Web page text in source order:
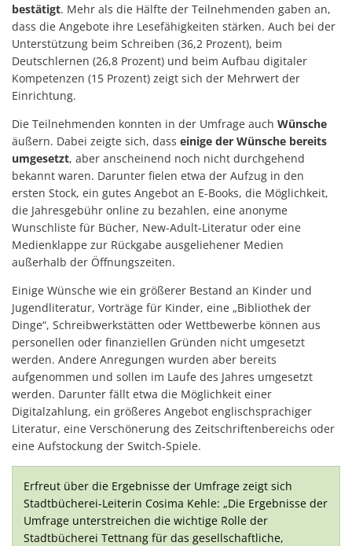
bestätigt. Mehr als die Hälfte der Teilnehmenden gaben an,
dass die Angebote ihre Lesefähigkeiten stärken. Auch bei der
Unterstützung beim Schreiben (36,2 Prozent), beim
Deutschlernen (26,8 Prozent) und beim Aufbau digitaler
Kompetenzen (15 Prozent) zeigt sich der Mehrwert der
Einrichtung.
Die Teilnehmenden konnten in der Umfrage auch Wünsche
äußern. Dabei zeigte sich, dass einige der Wünsche bereits
umgesetzt, aber anscheinend noch nicht durchgehend
bekannt waren. Darunter fielen etwa der Aufzug in den
ersten Stock, ein gutes Angebot an E-Books, die Möglichkeit,
die Jahresgebühr online zu bezahlen, eine anonyme
Wunschliste für Bücher, New-Adult-Literatur oder eine
Medienklappe zur Rückgabe ausgeliehener Medien
außerhalb der Öffnungszeiten.
Einige Wünsche wie ein größerer Bestand an Kinder und
Jugendliteratur, Vorträge für Kinder, eine „Bibliothek der
Dinge“, Schreibwerkstätten oder Wettbewerbe können aus
personellen oder finanziellen Gründen nicht umgesetzt
werden. Andere Anregungen wurden aber bereits
aufgenommen und sollen im Laufe des Jahres umgesetzt
werden. Darunter fällt etwa die Möglichkeit einer
Digitalzahlung, ein größeres Angebot englischsprachiger
Literatur, eine Verschönerung des Zeitschriftenbereichs oder
eine Aufstockung der Switch-Spiele.
Erfreut über die Ergebnisse der Umfrage zeigt sich
Stadtbücherei-Leiterin Cosima Kehle: „Die Ergebnisse der
Umfrage unterstreichen die wichtige Rolle der
Stadtbücherei Tettnang für das gesellschaftliche,